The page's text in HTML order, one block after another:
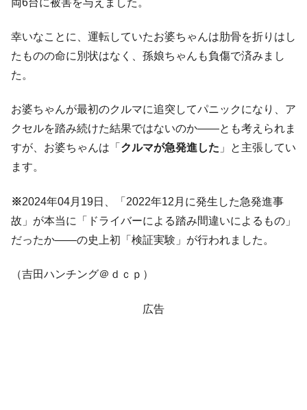
Fact1
夏の甲子園、優勝校を最も多く輩出している都道
府県とは？
Fact1
全て勝つといくら？ 競馬GI競走で勝利騎手がもら
える賞金とは？
なスーパーリーグとは？
Fact1
日本人マスターズ挑戦の歴史。松山以前に最高位
だった選手とは？
ている意外な選手とは？
幸いなことに、運転していたお婆ちゃんは肋骨を折りはし
たものの命に別状はなく、孫娘ちゃんも負傷で済みまし
た。
お婆ちゃんが最初のクルマに追突してパニックになり、ア
クセルを踏み続けた結果ではないのか――とも考えられま
すが、お婆ちゃんは「 クルマが急発進した 」と主張してい
ます。
※2024年04月19日、「2022年12月に発生した急発進事
故」が本当に「ドライバーによる踏み間違いによるもの」
だったか――の史上初「検証実験」が行われました。
（吉田ハンチング＠ｄｃｐ）
広告